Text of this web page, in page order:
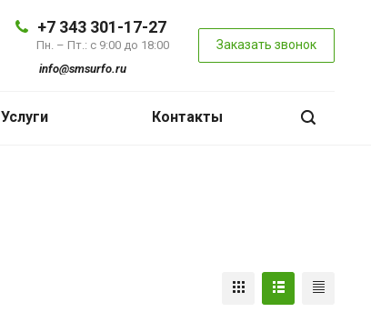
+7 343 301-17-27
Пн. – Пт.: с 9:00 до 18:00
info@smsurfo.ru
Заказать звонок
Услуги Контакты